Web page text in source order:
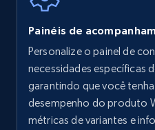
Walmart - products
URL, Final price, Sku,
Specifications, Image
more.
Painéis de
Personalize o painel de
necessidades específicas
garantindo que você
desempenho do produto
métricas de variantes e